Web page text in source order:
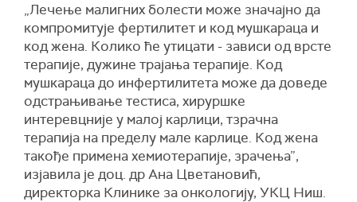
„Лечење малигних болести може значајно да
компромитује фертилитет и код мушкараца и
код жена. Колико ће утицати - зависи од врсте
терапије, дужине трајања терапије. Код
мушкараца до инфертилитета може да доведе
одстрањивање тестиса, хируршке
интеревцније у малој карлици, тзрачна
терапија на пределу мале карлице. Код жена
такође примена хемиотерапије, зрачења”,
изјавила је доц. др Ана Цветановић,
директорка Клинике за онкологију, УКЦ Ниш.